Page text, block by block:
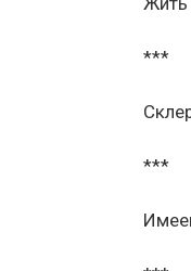
***
***